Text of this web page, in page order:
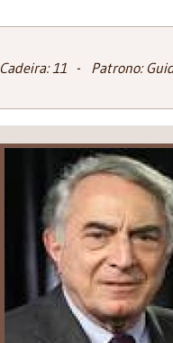
Cadeira: 11 - Patrono: